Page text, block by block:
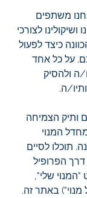
משתפים
לצורכי
כיצד לפעול
על כל אחד
ה ולהסיק
ה.
ותיק הצמיחה
המנוי
תוכלו לסיים
הפרופיל
שלי",
מנוי") באתר זה.